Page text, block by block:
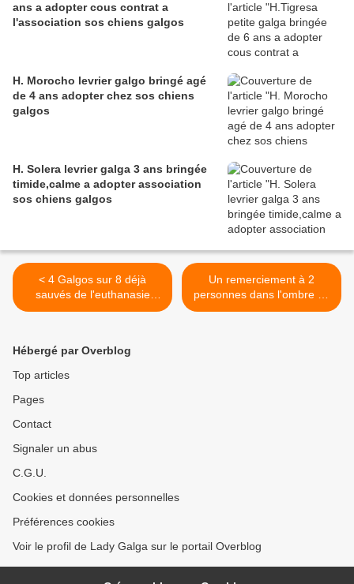
ans a adopter cous contrat a
l'association sos chiens galgos
H. Morocho levrier galgo bringé agé
de 4 ans adopter chez sos chiens
galgos
H. Solera levrier galga 3 ans bringée
timide,calme a adopter association
sos chiens galgos
< 4 Galgos sur 8 déjà
sauvés de l'euthanasie
grâce a vous
Un remerciement à 2
personnes dans l'ombre de
ce sauvetage de galgos >
Hébergé par Overblog
Top articles
Pages
Contact
Signaler un abus
C.G.U.
Cookies et données personnelles
Préférences cookies
Voir le profil de Lady Galga sur le portail Overblog